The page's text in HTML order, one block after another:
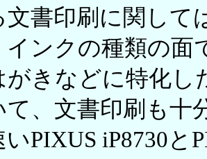
文書印刷に関して
インクの種類の面
がきなどに特化し
て、文書印刷も十
いPIXUS iP8730